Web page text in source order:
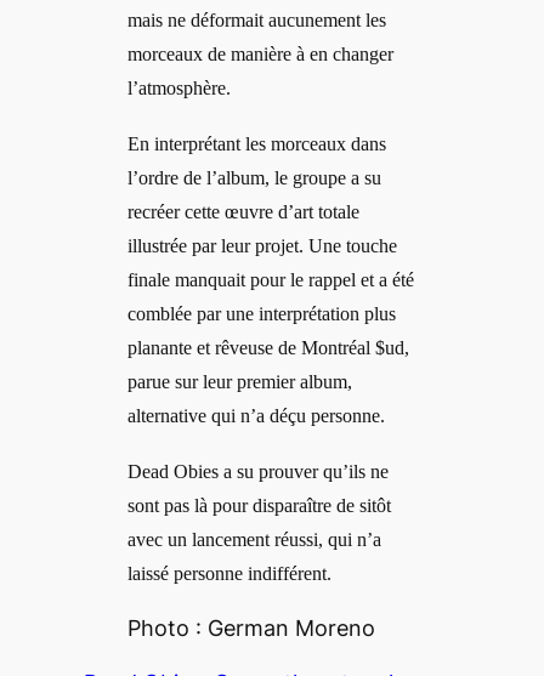
mais ne déformait aucunement les
morceaux de manière à en changer
l’atmosphère.
En interprétant les morceaux dans
l’ordre de l’album, le groupe a su
recréer cette œuvre d’art totale
illustrée par leur projet. Une touche
finale manquait pour le rappel et a été
comblée par une interprétation plus
planante et rêveuse de Montréal $ud,
parue sur leur premier album,
alternative qui n’a déçu personne.
Dead Obies a su prouver qu’ils ne
sont pas là pour disparaître de sitôt
avec un lancement réussi, qui n’a
laissé personne indifférent.
Photo : German Moreno